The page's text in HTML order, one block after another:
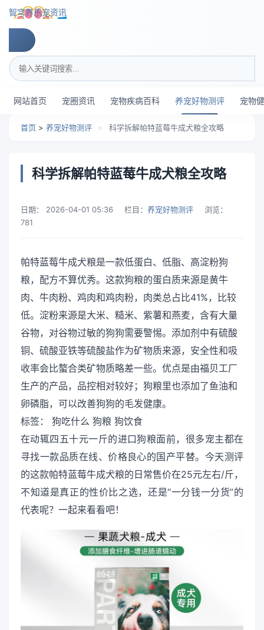
跳转到主要内容
智穹界乐宠资讯
搜索关键词
网站首页 宠圈资讯 宠物疾病百科 养宠好物测评 宠物
首页 > 养宠好物测评 > 科学拆解帕特蓝莓牛成犬粮全攻略
科学拆解帕特蓝莓牛成犬粮全攻略
日期： 2026-04-01 05:36 栏目： 养宠好物测评
浏览：
781
帕特蓝莓牛成犬粮是一款低蛋白、低脂、高淀粉狗
粮，配方不算优秀。这款狗粮的蛋白质来源是黄牛
肉、牛肉粉、鸡肉和鸡肉粉，肉类总占比41%，比较
低。淀粉来源是大米、糙米、紫薯和燕麦，含有大量
谷物，对谷物过敏的狗狗需要警惕。添加剂中有硫酸
铜、硫酸亚铁等硫酸盐作为矿物质来源，安全性和吸
收率会比螯合类矿物质略差一些。优点是由福贝工厂
生产的产品，品控相对较好；狗粮里也添加了鱼油和
卵磷脂，可以改善狗狗的毛发健康。
标签： 狗吃什么 狗粮 狗饮食
在动辄四五十元一斤的进口狗粮面前，很多宠主都在
寻找一款品质在线、价格良心的国产平替。今天测评
的这款帕特蓝莓牛成犬粮的日常售价在25元左右/斤，
不知道是真正的性价比之选，还是“一分钱一分货”的
代表呢？一起来看看吧！